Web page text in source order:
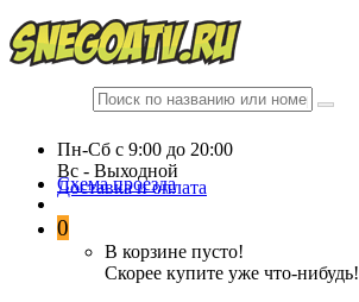
Пн-Сб c 9:00 до 20:00
Вc - Выходной
Схема проезда
Доставка и оплата
0
В корзине пусто!
Скорее купите уже что-нибудь!